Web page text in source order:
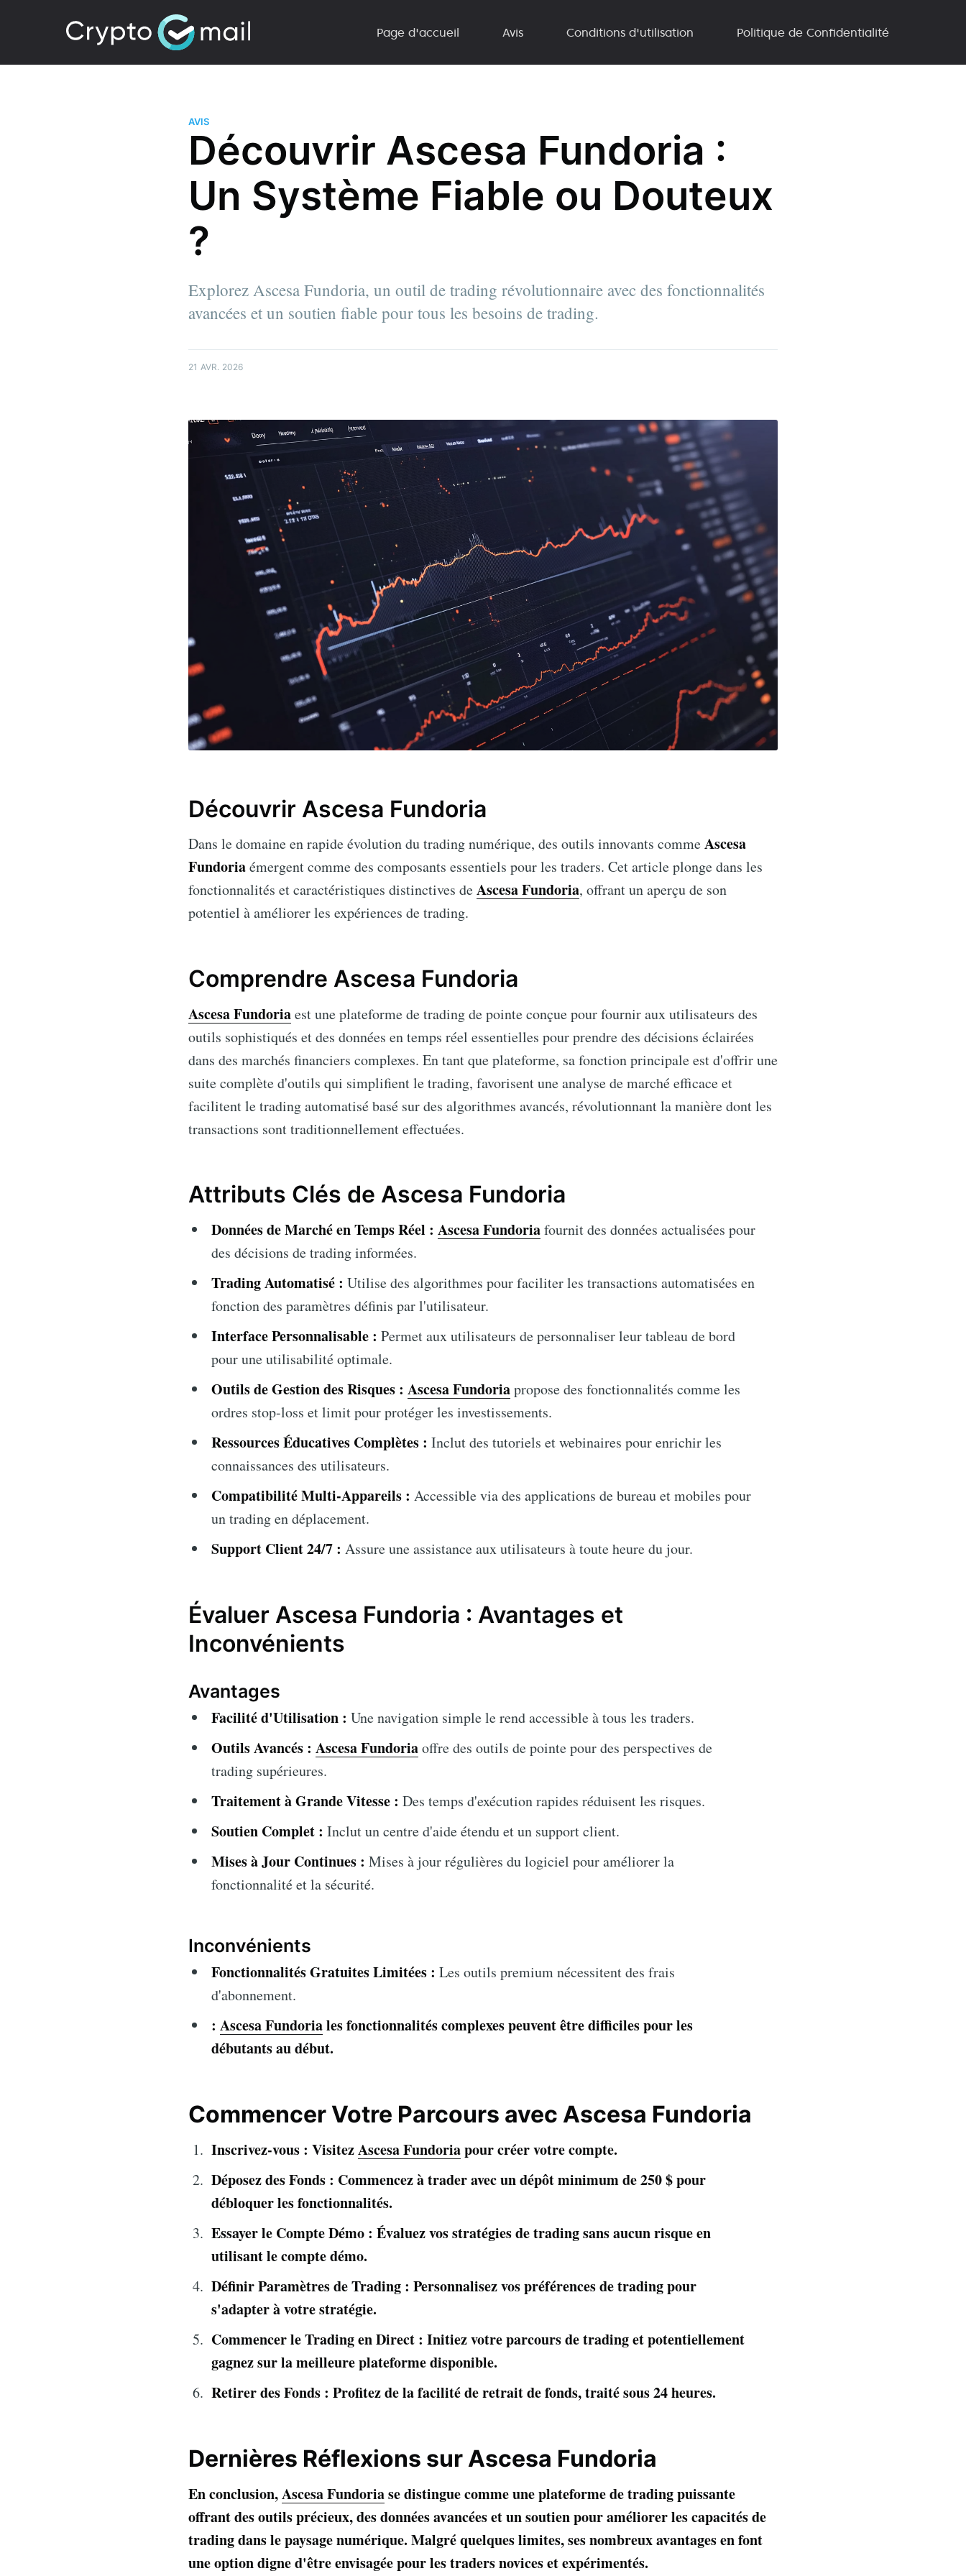
Page d'accueil Avis Conditions d'utilisation Politique de Confidentialité
AVIS
Découvrir Ascesa Fundoria :
Un Système Fiable ou Douteux
?
Explorez Ascesa Fundoria, un outil de trading révolutionnaire avec des fonctionnalités
avancées et un soutien fiable pour tous les besoins de trading.
21 AVR. 2026
Découvrir Ascesa Fundoria
Dans le domaine en rapide évolution du trading numérique, des outils innovants commeAscesa
Fundoriaémergent comme des composants essentiels pour les traders. Cet article plonge dans les
fonctionnalités et caractéristiques distinctives deAscesa Fundoria, offrant un aperçu de son
potentiel à améliorer les expériences de trading.
Comprendre Ascesa Fundoria
Ascesa Fundoriaest une plateforme de trading de pointe conçue pour fournir aux utilisateurs des
outils sophistiqués et des données en temps réel essentielles pour prendre des décisions éclairées
dans des marchés financiers complexes. En tant que plateforme, sa fonction principale est d'offrir une
suite complète d'outils qui simplifient le trading, favorisent une analyse de marché efficace et
facilitent le trading automatisé basé sur des algorithmes avancés, révolutionnant la manière dont les
transactions sont traditionnellement effectuées.
Attributs Clés de Ascesa Fundoria
Données de Marché en Temps Réel : Ascesa Fundoriafournit des données actualisées pour
des décisions de trading informées.
Trading Automatisé : Utilise des algorithmes pour faciliter les transactions automatisées en
fonction des paramètres définis par l'utilisateur.
Interface Personnalisable : Permet aux utilisateurs de personnaliser leur tableau de bord
pour une utilisabilité optimale.
Outils de Gestion des Risques : Ascesa Fundoriapropose des fonctionnalités comme les
ordres stop-loss et limit pour protéger les investissements.
Ressources Éducatives Complètes : Inclut des tutoriels et webinaires pour enrichir les
connaissances des utilisateurs.
Compatibilité Multi-Appareils : Accessible via des applications de bureau et mobiles pour
un trading en déplacement.
Support Client 24/7 : Assure une assistance aux utilisateurs à toute heure du jour.
Évaluer Ascesa Fundoria : Avantages et
Inconvénients
Avantages
Facilité d'Utilisation : Une navigation simple le rend accessible à tous les traders.
Outils Avancés : Ascesa Fundoriaoffre des outils de pointe pour des perspectives de
trading supérieures.
Traitement à Grande Vitesse : Des temps d'exécution rapides réduisent les risques.
Soutien Complet : Inclut un centre d'aide étendu et un support client.
Mises à Jour Continues : Mises à jour régulières du logiciel pour améliorer la
fonctionnalité et la sécurité.
Inconvénients
Fonctionnalités Gratuites Limitées : Les outils premium nécessitent des frais
d'abonnement.
: Ascesa Fundoriales fonctionnalités complexes peuvent être difficiles pour les
débutants au début.
Commencer Votre Parcours avec Ascesa Fundoria
Inscrivez-vous : VisitezAscesa Fundoriapour créer votre compte.
Déposez des Fonds : Commencez à trader avec un dépôt minimum de 250 $ pour
débloquer les fonctionnalités.
Essayer le Compte Démo : Évaluez vos stratégies de trading sans aucun risque en
utilisant le compte démo.
Définir Paramètres de Trading : Personnalisez vos préférences de trading pour
s'adapter à votre stratégie.
Commencer le Trading en Direct : Initiez votre parcours de trading et potentiellement
gagnez sur la meilleure plateforme disponible.
Retirer des Fonds : Profitez de la facilité de retrait de fonds, traité sous 24 heures.
Dernières Réflexions sur Ascesa Fundoria
En conclusion,Ascesa Fundoriase distingue comme une plateforme de trading puissante
offrant des outils précieux, des données avancées et un soutien pour améliorer les capacités de
trading dans le paysage numérique. Malgré quelques limites, ses nombreux avantages en font
une option digne d'être envisagée pour les traders novices et expérimentés.